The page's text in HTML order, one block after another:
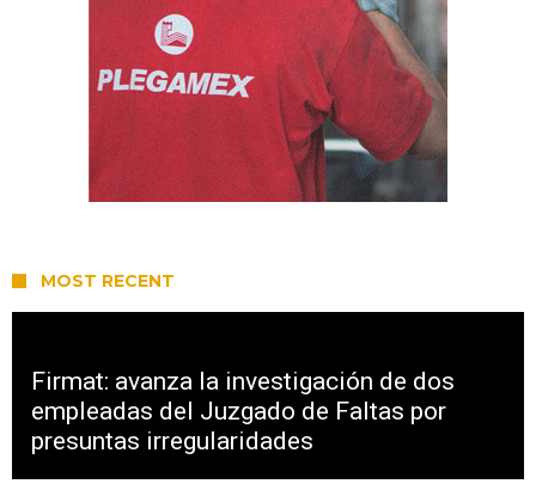
MOST RECENT
Firmat: avanza la investigación de dos
empleadas del Juzgado de Faltas por
presuntas irregularidades